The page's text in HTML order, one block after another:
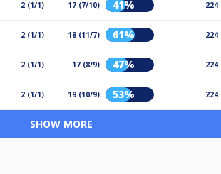
2 (1/1) 17 (7/10) 41% 224
2 (1/1) 18 (11/7) 61% 224
2 (1/1) 17 (8/9) 47% 224
2 (1/1) 19 (10/9) 53% 224
SHOW MORE